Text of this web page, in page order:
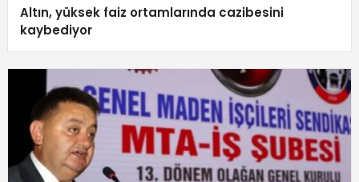
Altın, yüksek faiz ortamlarında cazibesini
kaybediyor